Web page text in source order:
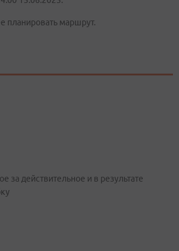
планировать маршрут.
за действительное и в результате